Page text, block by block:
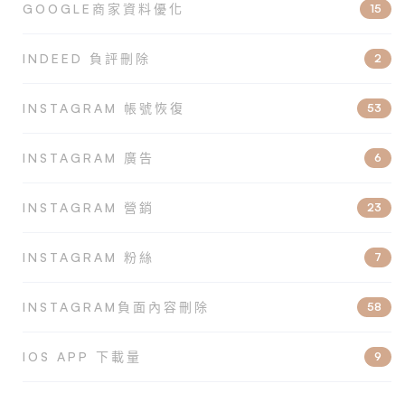
GOOGLE商家資料優化 15
INDEED 負評刪除 2
INSTAGRAM 帳號恢復 53
INSTAGRAM 廣告 6
INSTAGRAM 營銷 23
INSTAGRAM 粉絲 7
INSTAGRAM負面內容刪除 58
IOS APP 下載量 9